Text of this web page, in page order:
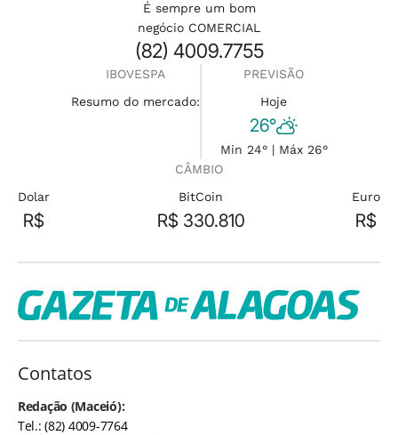
É sempre um bom
negócio COMERCIAL
(82) 4009.7755
IBOVESPA
Resumo do mercado:
PREVISÃO
Hoje
26°
Min 24° | Máx 26°
CÂMBIO
Dolar
R$
BitCoin
R$ 330.810
Euro
R$
Contatos
Redação (Maceió):
Tel.: (82) 4009-7764